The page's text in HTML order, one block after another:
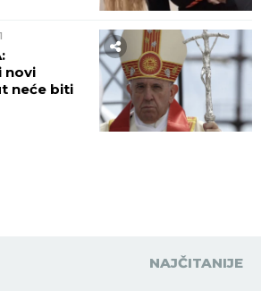
novi
neće biti
NAJČITANIJE